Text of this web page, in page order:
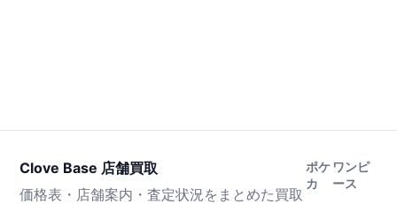
Clove Base 店舗買取
価格表・店舗案内・査定状況をまとめた買取
ポケ
カ
ワンピ
ース